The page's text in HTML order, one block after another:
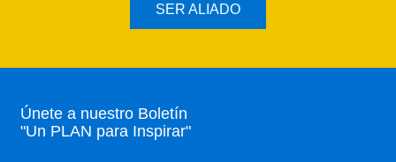
SER ALIADO
Únete a nuestro Boletín
"Un PLAN para Inspirar"